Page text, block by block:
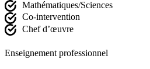
Mathématiques/Sciences
Co-intervention
Chef d’œuvre
Enseignement professionnel